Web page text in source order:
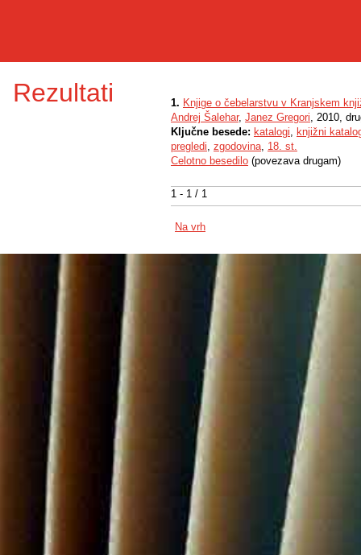
Rezultati
1 - 1 / 1
1. Knjige o čebelarstvu v Kranjskem
Andrej Šalehar, Janez Gregori, 2010,
Ključne besede: katalogi, knjižni
pregledi, zgodovina, 18. st.
Celotno besedilo (povezava drugam)
Na vrh